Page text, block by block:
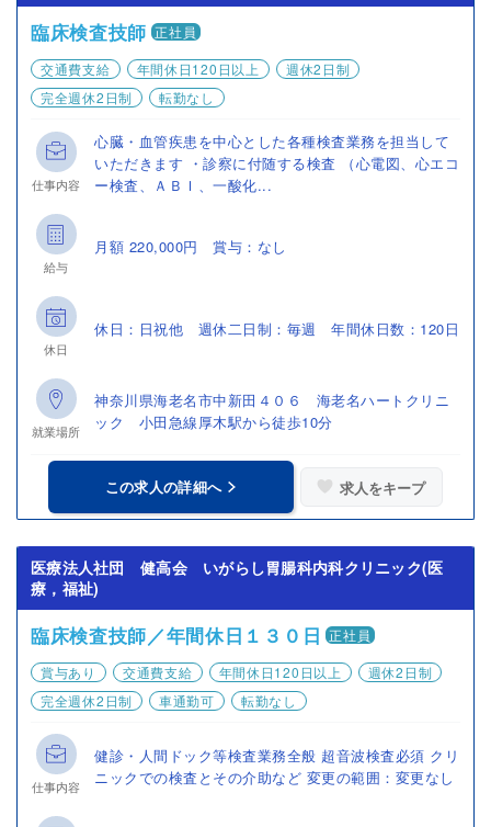
臨床検査技師 正社員
交通費支給
年間休日120日以上
週休2日制
完全週休2日制
転勤なし
仕事内容
心臓・血管疾患を中心とした各種検査業務を担当して
いただきます ・診察に付随する検査 （心電図、心エコ
ー検査、ＡＢＩ、一酸化...
給与
月額 220,000円 賞与：なし
休日
休日：日祝他 週休二日制：毎週 年間休日数：120日
就業場所
神奈川県海老名市中新田４０６ 海老名ハートクリニ
ック 小田急線厚木駅から徒歩10分
この求人の詳細へ 求人をキープ
医療法人社団 健高会 いがらし胃腸科内科クリニック(医
療，福祉)
臨床検査技師／年間休日１３０日 正社員
賞与あり
交通費支給 年間休日120日以上
週休2日制
完全週休2日制
車通勤可 転勤なし
仕事内容
健診・人間ドック等検査業務全般 超音波検査必須 クリ
ニックでの検査とその介助など 変更の範囲：変更なし